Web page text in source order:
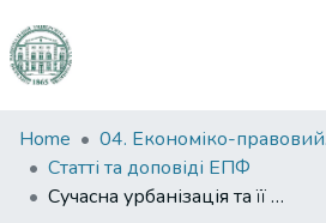
Communities
&
Collections
Home
04.
Статті та доповіді ЕПФ
Сучасна урбанізація та її вплив на світові соціально-економічні процеси